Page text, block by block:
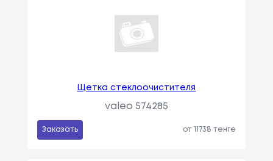
Щетка стеклоочистителя
valeo 574285
Заказать от 11738 тенге